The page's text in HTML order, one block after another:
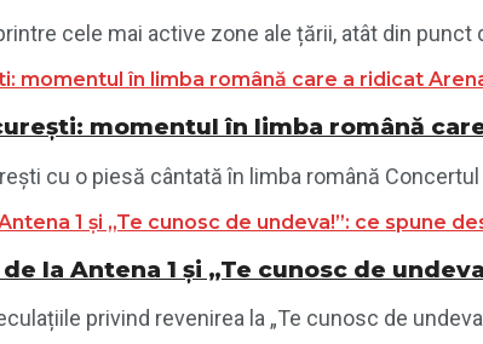
cele mai active zone ale țării, atât din punct
momentul în limba română
cu o piesă cântată în limba română
la Antena 1 și „Te cunosc de
privind revenirea la „Te cunosc de